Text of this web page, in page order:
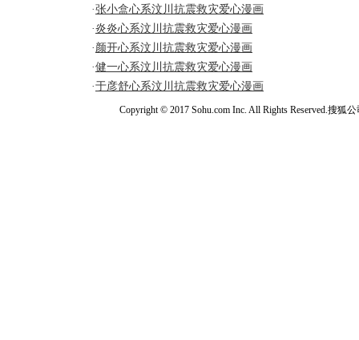
·张小盒心系汶川抗震救灾爱心漫画
·炎炎心系汶川抗震救灾爱心漫画
· 颜开心系汶川抗震救灾爱心漫画
·健一心系汶川抗震救灾爱心漫画
·于彦舒心系汶川抗震救灾爱心漫画
Copyright © 2017 Sohu.com Inc. All Rights Reserved.搜狐